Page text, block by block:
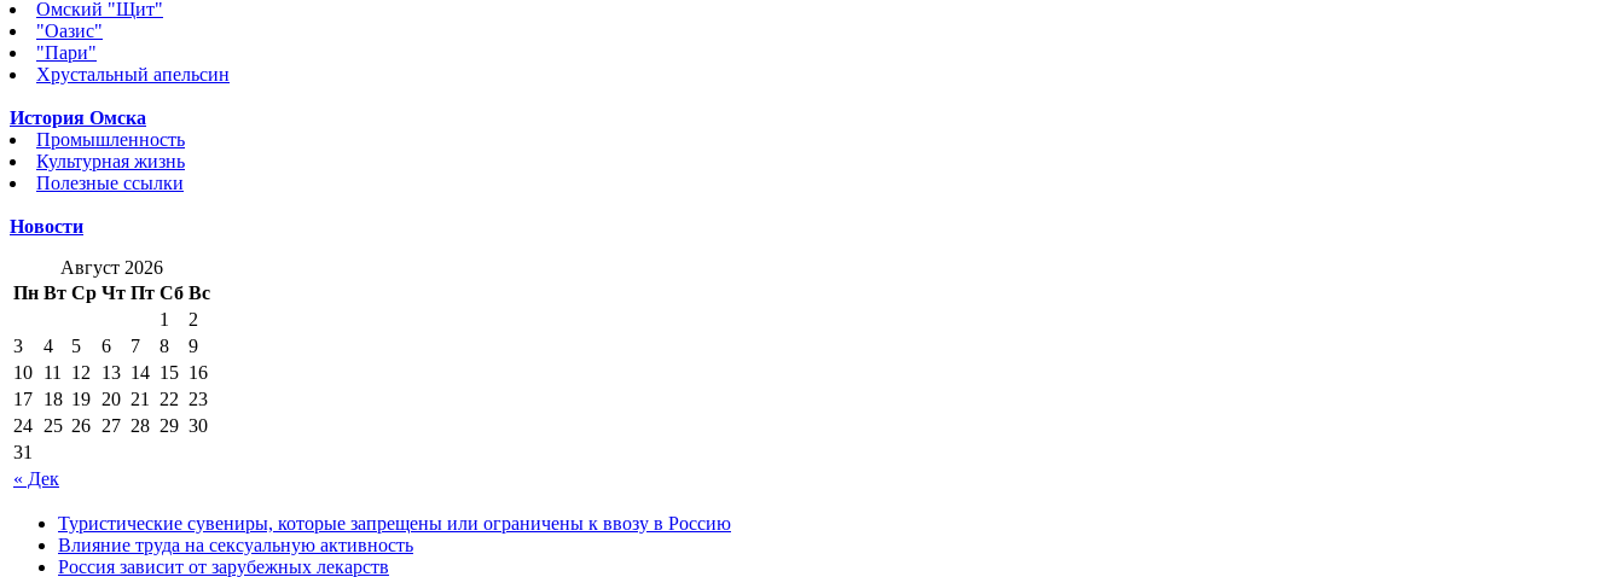
Омский "Щит"
"Оазис"
"Пари"
Хрустальный апельсин
История Омска
Промышленность
Культурная жизнь
Полезные ссылки
Новости
Август 2026
Пн Вт Ср Чт Пт Сб Вс
« Дек
1
2
3
4 5 6 7 8
9
10 11 12 13 14 15 16
17 18 19 20 21 22 23
24 25 26 27 28 29 30
31
Туристические сувениры, которые запрещены или ограничены к ввозу в Россию
Влияние труда на сексуальную активность
Россия зависит от зарубежных лекарств